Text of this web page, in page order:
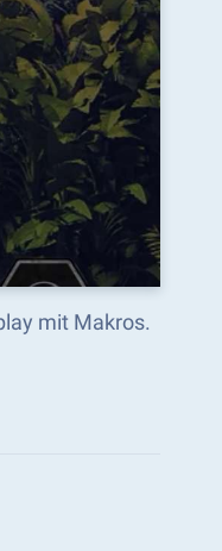
mit Makros.